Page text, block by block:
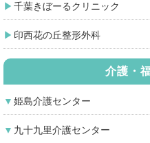
千葉きぼーるクリニック
印西花の丘整形外科
介護・
姫島介護センター
九十九里介護センター